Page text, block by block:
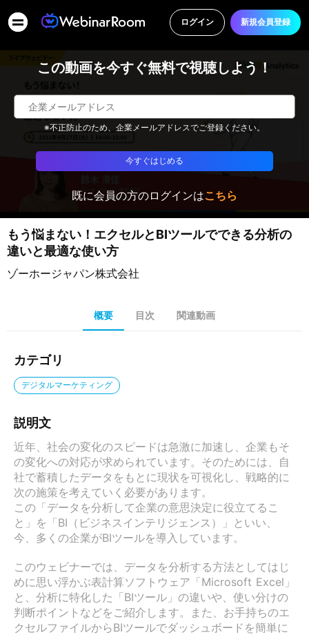
ログイン 新規会員登録
この動画を今すぐ無料で視聴しよう！
※不正防止のため、企業メールアドレスでご登録ください。
今すぐはじめる
既に会員の方のログインはこちら
もう悩まない！エクセルとBIツールでできる分析の
違いと最適な使い方
ゾーホージャパン株式会社
概要 目次 関連動画
カテゴリ
デジタルマーケティング
説明文
近年、社会の変化のスピードは急激に加速し、企業もそ
の変化への対応が求められています。そのためには、自
社で蓄積したデータをもとに現状を可視化し、戦略的に
次の施策を考えていく必要があります。
この「データを分析して企業の意思決定に役立てるこ
と」を「BI（ビジネスインテリジェンス）」といい、
今、多くの企業がBIツールを導入しています。
このウェビナーでは、データを分析する方法としてはじ
めに思い浮かぶ表計算ソフトウェア「Microsoft Excel」
と、分析に特化した「BIツール」の違いや、使い分けの
判断ポイントなどをご紹介します。また、お手持ちのエ
クセルファイルからBIツールでダッシュボードを簡単に